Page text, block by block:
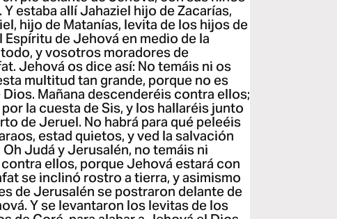
estaba allí Jahaziel hijo de Zacarías,
hijo de Matanías, levita de los hijos de
de Jehová en medio de la
y vosotros moradores de
Jehová os dice así: No temáis ni os
multitud tan grande, porque no es
Mañana descenderéis contra ellos;
la cuesta de Sis, y los hallaréis junto
de Jeruel. No habrá para qué peleéis
estad quietos, y ved la salvación
Judá y Jerusalén, no temáis ni
ellos, porque Jehová estará con
se inclinó rostro a tierra, y asimismo
de Jerusalén se postraron delante de
Y se levantaron los levitas de los